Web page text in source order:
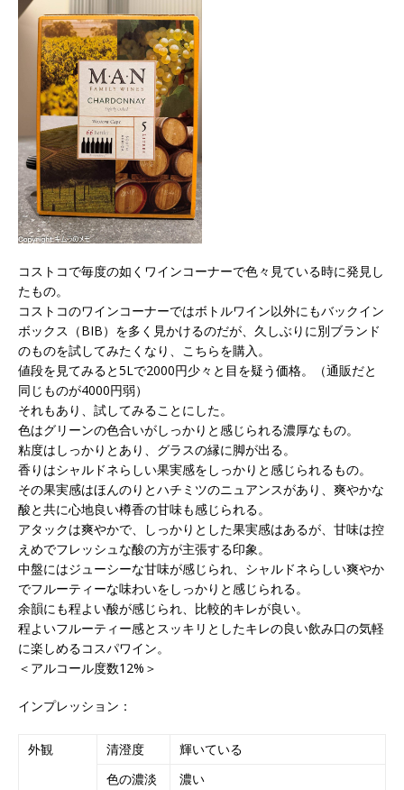
コストコで毎度の如くワインコーナーで色々見ている時に発見し
たもの。
コストコのワインコーナーではボトルワイン以外にもバックイン
ボックス（BIB）を多く見かけるのだが、久しぶりに別ブランド
のものを試してみたくなり、こちらを購入。
値段を見てみると5Lで2000円少々と目を疑う価格。（通販だと
同じものが4000円弱）
それもあり、試してみることにした。
色はグリーンの色合いがしっかりと感じられる濃厚なもの。
粘度はしっかりとあり、グラスの縁に脚が出る。
香りはシャルドネらしい果実感をしっかりと感じられるもの。
その果実感はほんのりとハチミツのニュアンスがあり、爽やかな
酸と共に心地良い樽香の甘味も感じられる。
アタックは爽やかで、しっかりとした果実感はあるが、甘味は控
えめでフレッシュな酸の方が主張する印象。
中盤にはジューシーな甘味が感じられ、シャルドネらしい爽やか
でフルーティーな味わいをしっかりと感じられる。
余韻にも程よい酸が感じられ、比較的キレが良い。
程よいフルーティー感とスッキリとしたキレの良い飲み口の気軽
に楽しめるコスパワイン。
＜アルコール度数12%＞
インプレッション：
外観 清澄度
輝いている
色の濃淡
濃い